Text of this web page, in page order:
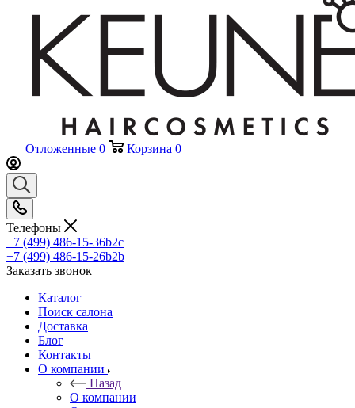
Отложенные 0 Корзина 0
Телефоны
+7 (499) 486-15-36b2c
+7 (499) 486-15-26b2b
Заказать звонок
Каталог
Поиск салона
Доставка
Блог
Контакты
О компании
Назад
О компании